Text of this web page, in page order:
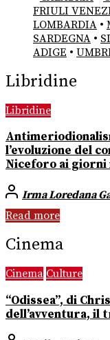
FRIULI
LOMBARDIA •
SARDEGNA •
ADIGE •
Libridine
Libridine
l’evoluzione del
Niceforo ai
Irma Loredana
Read more
Cinema
Cinema Culture
“Odissea”, di
dell’avventura, il